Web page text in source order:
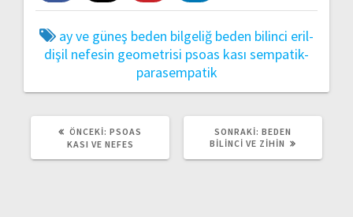
ay ve güneş beden bilgeliğ beden bilinci eril-
dişil nefesin geometrisi psoas kası sempatik-
parasempatik
ÖNCEKI: ÖNCEKI
YAZI:
PSOAS
KASI VE NEFES
SONRAKI: SONRAKI
YAZI:
BEDEN
BILINCI VE ZIHIN